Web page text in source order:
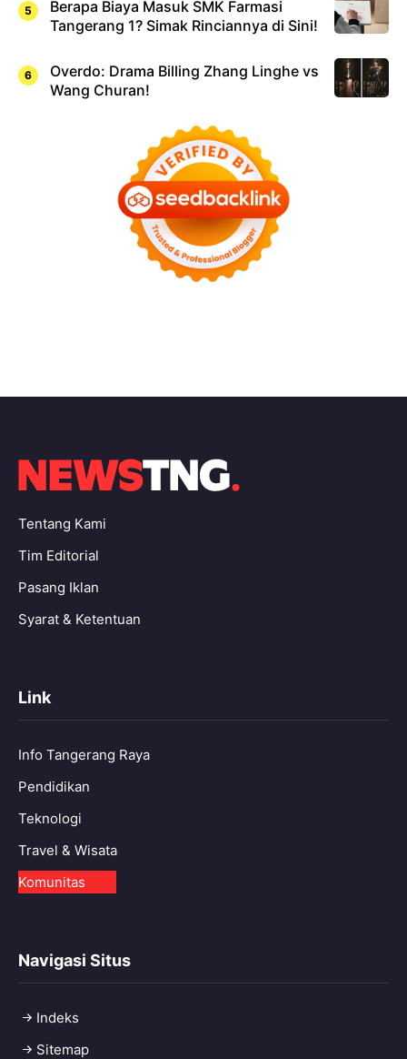
Berapa Biaya Masuk SMK Farmasi
Tangerang 1? Simak Rinciannya di Sini!
Overdo: Drama Billing Zhang Linghe vs
Wang Churan!
Tentang Kami
Tim Editorial
Pasang Iklan
Syarat & Ketentuan
Link
Info Tangerang Raya
Pendidikan
Teknologi
Travel & Wisata
Komunitas
Navigasi Situs
Indeks
Sitemap